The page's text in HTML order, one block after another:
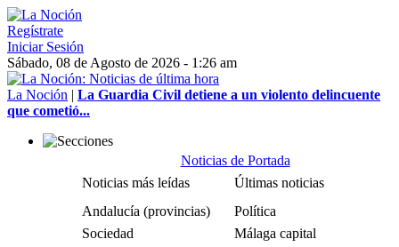
Regístrate
Iniciar Sesión
Sábado, 08 de Agosto de 2026 - 1:26 am
La Noción | La Guardia Civil detiene a un violento delincuente
que cometió...
Noticias de Portada
Noticias más leídas
Últimas noticias
Andalucía (provincias)
Política
Sociedad
Málaga capital